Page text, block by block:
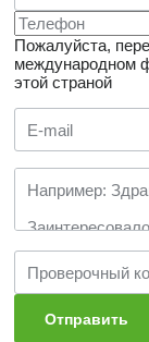
Пожалуйста,
международном
этой страной